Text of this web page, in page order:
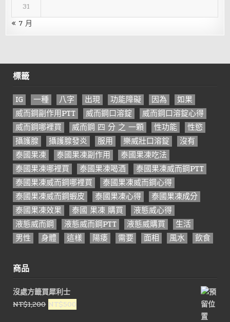
31
« 7 月
標籤
IG 一種 八字 出現 功能障礙 因為
如果
威而鋼副作用PTT
威而鋼口溶錠
威而鋼口溶錠心得
威而鋼哪裡買
威而鋼 四 分 之 一顆 性功能
性慾
攝護腺
攝護腺發炎 服用 樂威壯口溶錠
沒有
泰國果凍
泰國果凍副作用
泰國果凍吃法
泰國果凍哪裡買
泰國果凍喝酒
泰國果凍威而鋼PTT
泰國果凍威而鋼哪裡買
泰國果凍威而鋼心得
泰國果凍威而鋼蝦皮
泰國果凍心得
泰國果凍成分
泰國果凍效果
泰國 果凍 購買
液態威心得
液態威而鋼
液態威而鋼PTT 液態威購買
生活
男性
身體 這樣 陽痿 需要 面相 風水 飲食
商品
沒處方籤買犀利士
NT$1,200 原
NT$500